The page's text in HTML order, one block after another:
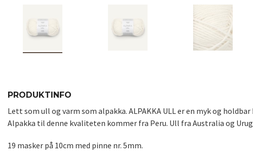
PRODUKTINFO
Lett som ull og varm som alpakka. ALPAKKA ULL er en myk og
Alpakka til denne kvaliteten kommer fra Peru. Ull fra Australia og
19 masker på 10cm med pinne nr. 5mm.